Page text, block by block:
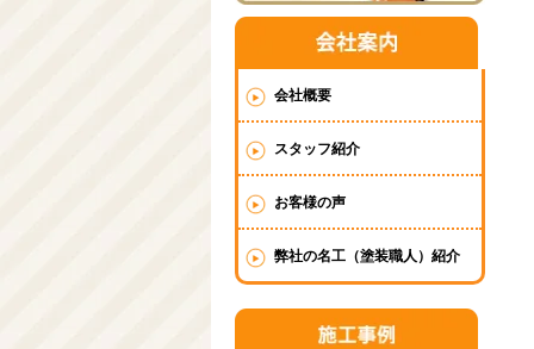
会社概要
スタッフ紹介
お客様の声
弊社の名工（塗装職人）紹介